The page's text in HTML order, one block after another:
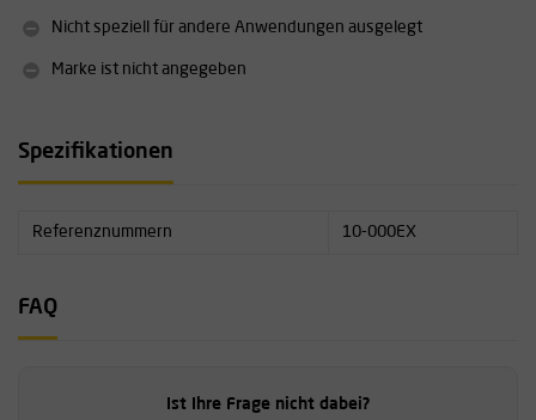
Nicht speziell für andere Anwendungen ausgelegt
Marke ist nicht angegeben
Spezifikationen
Referenznummern 10-000EX
FAQ
Ist Ihre Frage nicht dabei?